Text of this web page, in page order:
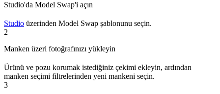
Studio'da Model Swap'i açın
Studio üzerinden Model Swap şablonunu seçin.
2
Manken üzeri fotoğrafınızı yükleyin
Ürünü ve pozu korumak istediğiniz çekimi ekleyin, ardından
manken seçimi filtrelerinden yeni mankeni seçin.
3